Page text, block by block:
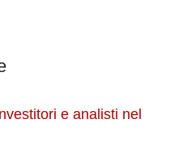
e analisti nel